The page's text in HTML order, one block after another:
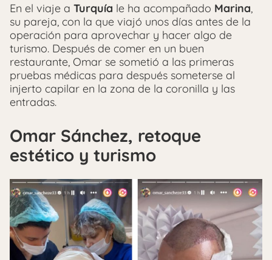
En el viaje a Turquía le ha acompañado Marina,
su pareja, con la que viajó unos días antes de la
operación para aprovechar y hacer algo de
turismo. Después de comer en un buen
restaurante, Omar se sometió a las primeras
pruebas médicas para después someterse al
injerto capilar en la zona de la coronilla y las
entradas.
Omar Sánchez, retoque
estético y turismo